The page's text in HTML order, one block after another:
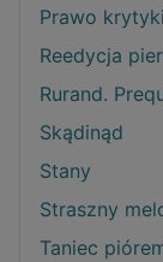
Prawo krytyki
Reedycja
Rurand.
Skądinąd
Stany
Straszny
Taniec